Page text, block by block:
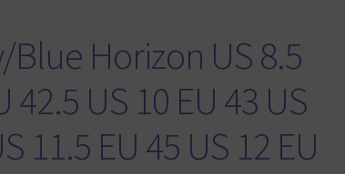
Blue Horizon US 8.5
42.5 US 10 EU 43 US
11.5 EU 45 US 12 EU